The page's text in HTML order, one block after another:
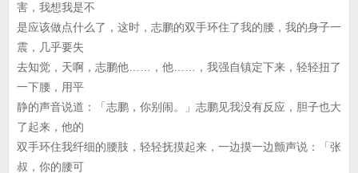
害，我想我是不
是应该做点什么了，这时，志鹏的双手环住了我的腰，我的身子一
震，几乎要失
去知觉，天啊，志鹏他……，他……，我强自镇定下来，轻轻扭了
一下腰，用平
静的声音说道：「志鹏，你别闹。」志鹏见我没有反应，胆子也大
了起来，他的
双手环住我纤细的腰肢，轻轻抚摸起来，一边摸一边颤声说：「张
叔，你的腰可